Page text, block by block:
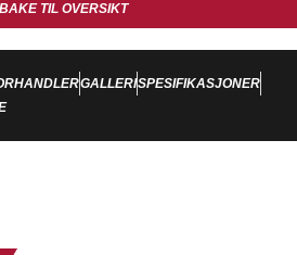
TIL OVERSIKT
GALLERISPESIFIKASJONER